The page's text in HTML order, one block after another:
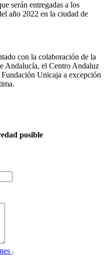
serán entregadas a los
año 2022 en la ciudad de
con la colaboración de la
Andalucía, el Centro Andaluz
Unicaja a excepción
posible
.